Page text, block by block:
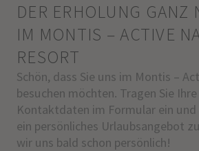
DER ERHOLUNG
IM MONTIS – ACTIVE
RESORT
Schön, dass Sie uns im Montis –
besuchen möchten. Tragen Sie
Kontaktdaten im Formular ein und
ein persönliches Urlaubsangebot
wir uns bald schon persönlich!